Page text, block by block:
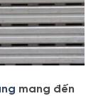
mang đến